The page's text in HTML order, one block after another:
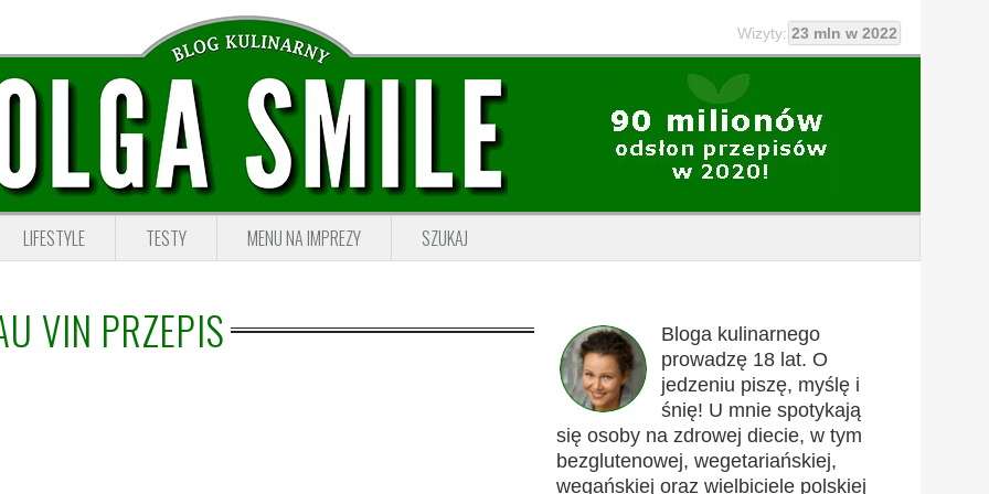
Wizyty: 23 mln w 2022
LIFESTYLE TESTY MENU NA IMPREZY SZUKAJ
VIN PRZEPIS
Bloga kulinarnego
prowadzę 18 lat. O
jedzeniu piszę, myślę i
śnię! U mnie spotykają
się osoby na zdrowej diecie, w tym
bezglutenowej, wegetariańskiej,
wegańskiej oraz wielbiciele polskiej